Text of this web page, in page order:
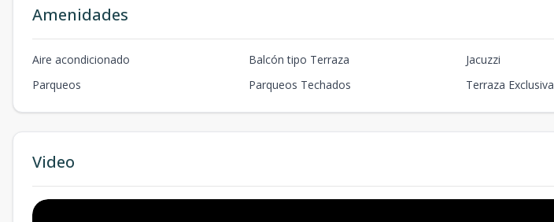
Amenidades
Aire acondicionado Balcón tipo Terraza
Jacuzzi
Parqueos
Parqueos Techados Terraza Exclusiva
Video